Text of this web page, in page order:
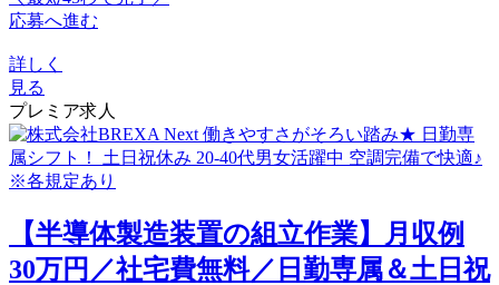
応募へ進む
詳しく
見る
プレミア求人
【半導体製造装置の組立作業】月収例
30万円／社宅費無料／日勤専属＆土日祝